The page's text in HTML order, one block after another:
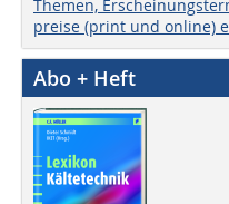
Themen,
preise (print und online)
Abo + Heft